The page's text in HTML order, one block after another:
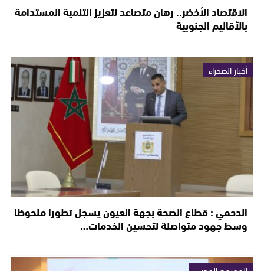
الاقتصاد الأخضر.. رهان متصاعد لتعزيز التنمية المستدامة
بالأقاليم الجنوبية
أخبار الصحراء
الدحمي : قطاع الصحة بجهة العيون يسجل تطوراً ملحوظاً
وسط جهود متواصلة لتحسين الخدمات…